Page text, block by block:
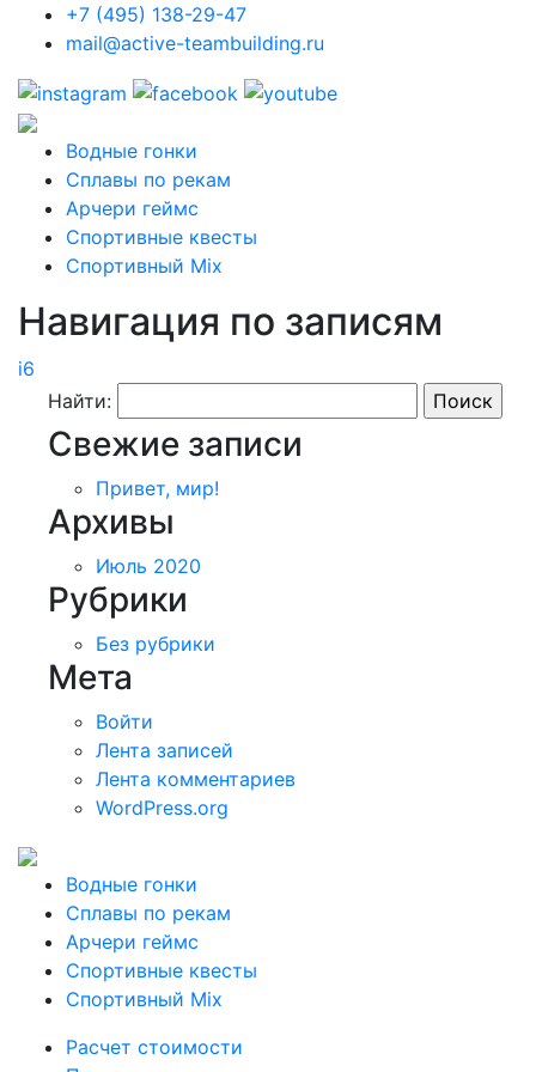
+7 (495) 138-29-47
mail@active-teambuilding.ru
Водные гонки
Сплавы по рекам
Арчери геймс
Спортивные квесты
Спортивный Mix
Навигация по записям
i6
Найти:
Свежие записи
Привет, мир!
Архивы
Июль 2020
Рубрики
Без рубрики
Мета
Войти
Лента записей
Лента комментариев
WordPress.org
Водные гонки
Сплавы по рекам
Арчери геймс
Спортивные квесты
Спортивный Mix
Расчет стоимости